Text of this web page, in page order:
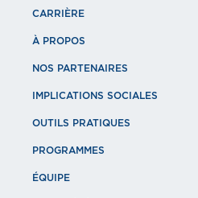
CARRIÈRE
À PROPOS
NOS PARTENAIRES
IMPLICATIONS SOCIALES
OUTILS PRATIQUES
PROGRAMMES
ÉQUIPE